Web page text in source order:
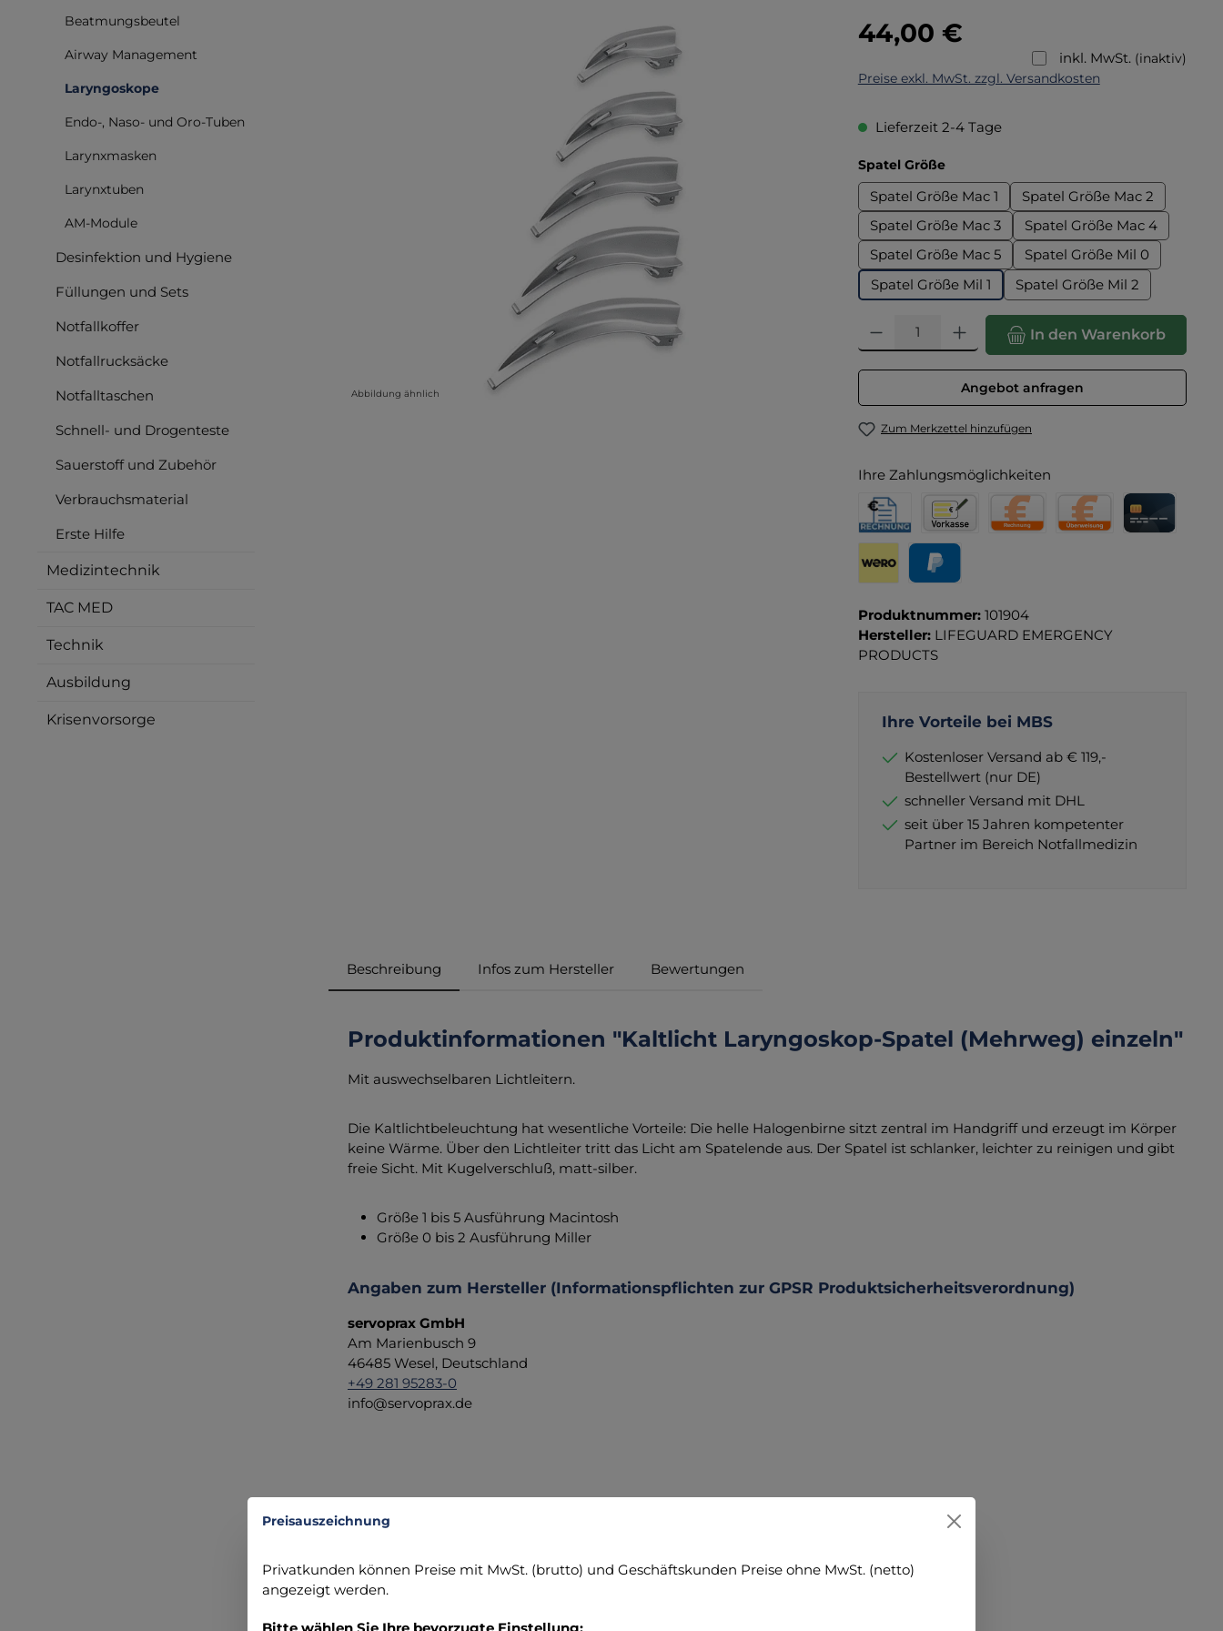
Beatmungsbeutel
Airway Management
Laryngoskope
Endo-, Naso- und Oro-Tuben
Larynxmasken
Larynxtuben
AM-Module
Desinfektion und Hygiene
Füllungen und Sets
Notfallkoffer
Notfallrucksäcke
Notfalltaschen
Schnell- und Drogenteste
Sauerstoff und Zubehör
Verbrauchsmaterial
Erste Hilfe
Medizintechnik
TAC MED
Technik
Ausbildung
Krisenvorsorge
Abbildung ähnlich
Regulärer Preis:
44,00 €
inkl. MwSt. (inaktiv)
Preise exkl. MwSt. zzgl. Versandkosten
Lieferzeit 2-4 Tage
Spatel Größeauswählen
Spatel Größe Mac 1
Spatel Größe Mac 2
Spatel Größe Mac 3
Spatel Größe Mac 4
Spatel Größe Mac 5
Spatel Größe Mil 0
Spatel Größe Mil 1
Spatel Größe Mil 2
Produkt Anzahl: Gib den gewünschten Wert ein oder
In den Warenkorb
Angebot anfragen
Zum Merkzettel hinzufügen
Ihre Zahlungsmöglichkeiten
Rechnung für Behörden
Vorkasse
Produktnummer: 101904
Hersteller: LIFEGUARD EMERGENCY
PRODUCTS
Ihre Vorteile bei MBS
Kostenloser Versand ab € 119,-
Bestellwert (nur DE)
schneller Versand mit DHL
seit über 15 Jahren kompetenter
Partner im Bereich Notfallmedizin
Beschreibung Infos zum Hersteller Bewertungen
Produktinformationen "Kaltlicht Laryngoskop-Spatel (Mehrweg) einzeln"
Mit auswechselbaren Lichtleitern.
Die Kaltlichtbeleuchtung hat wesentliche Vorteile: Die helle Halogenbirne sitzt zentral im Handgriff und erzeugt im Körper
keine Wärme. Über den Lichtleiter tritt das Licht am Spatelende aus. Der Spatel ist schlanker, leichter zu reinigen und gibt
freie Sicht. Mit Kugelverschluß, matt-silber.
Größe 1 bis 5 Ausführung Macintosh
Größe 0 bis 2 Ausführung Miller
Angaben zum Hersteller (Informationspflichten zur GPSR Produktsicherheitsverordnung)
servoprax GmbH
Am Marienbusch 9
46485 Wesel, Deutschland
+49 281 95283-0
info@servoprax.de
Preisauszeichnung
Privatkunden können Preise mit MwSt. (brutto) und Geschäftskunden Preise ohne MwSt. (netto)
angezeigt werden.
Bitte wählen Sie Ihre bevorzugte Einstellung: